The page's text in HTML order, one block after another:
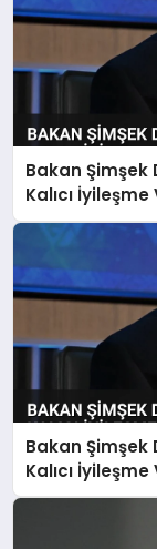
Bakan Şimşek
Kalıcı
Bakan Şimşek
Kalıcı